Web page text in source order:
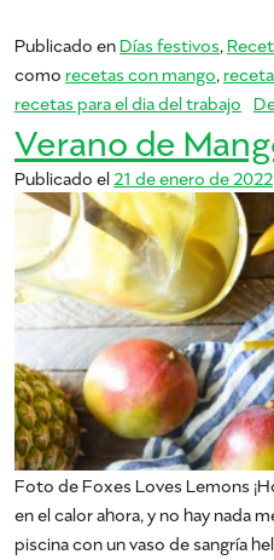
Publicado enDías festivos,
como recetas con mango,
recetas para el dia del trabajo
Verano de
Publicado el 21 de enero de 2022
Foto de Foxes Loves Lemons
en el calor ahora, y no hay nada
piscina con un vaso de sangría